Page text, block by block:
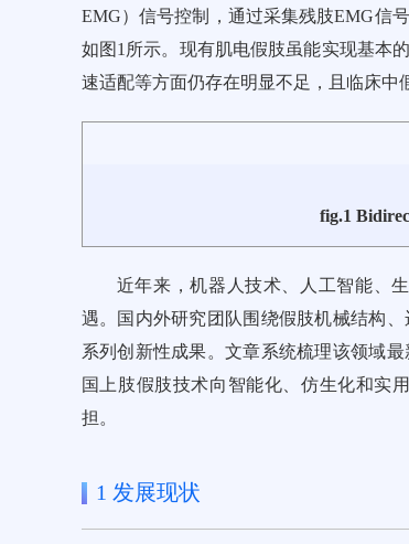
EMG）信号控制，通过采集残肢EMG信
如图1 所示。现有肌电假肢虽能实现基本
速适配等方面仍存在明显不足，且临床中
fig.1
近年来，机器人技术、人工智能、
遇。国内外研究团队围绕假肢机械结构
系列创新性成果。文章系统梳理该领域
国上肢假肢技术向智能化、仿生化和实
担。
1 发展现状